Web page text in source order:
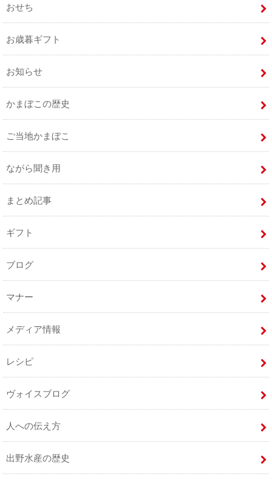
おせち
お歳暮ギフト
お知らせ
かまぼこの歴史
ご当地かまぼこ
ながら聞き用
まとめ記事
ギフト
ブログ
マナー
メディア情報
レシピ
ヴォイスブログ
人への伝え方
出野水産の歴史